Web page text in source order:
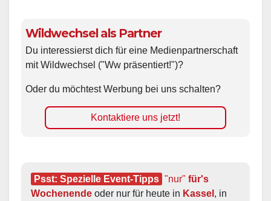
Wildwechsel als Partner
Du interessierst dich für eine Medienpartnerschaft
mit Wildwechsel ("Ww präsentiert!")?
Oder du möchtest Werbung bei uns schalten?
Kontaktiere uns jetzt!
Psst: Spezielle Event-Tipps "nur" für's
Wochenende oder nur für heute in Kassel